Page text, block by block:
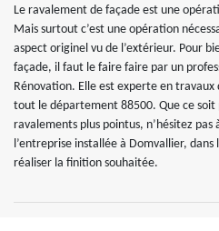
Le ravalement de façade est une
Mais surtout c’est une opération
aspect originel vu de l’extérieur. Pour
façade, il faut le faire faire par un
Rénovation. Elle est experte en
tout le département 88500. Que ce soit
ravalements plus pointus, n’hésitez
l’entreprise installée à Domvallier,
réaliser la finition souhaitée.